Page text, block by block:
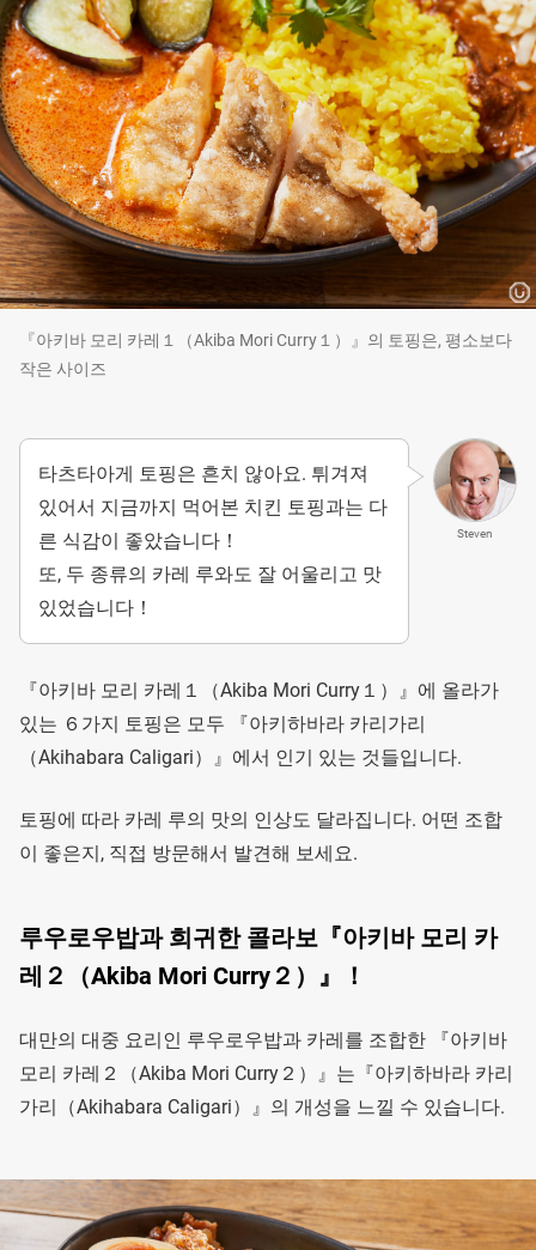
『아키바 모리 카레１（Akiba Mori Curry１）』의 토핑은, 평소보다
작은 사이즈
Steven
타츠타아게 토핑은 흔치 않아요. 튀겨져
있어서 지금까지 먹어본 치킨 토핑과는 다
른 식감이 좋았습니다！
또, 두 종류의 카레 루와도 잘 어울리고 맛
있었습니다！
『아키바 모리 카레１（Akiba Mori Curry１）』에 올라가
있는 ６가지 토핑은 모두 『아키하바라 카리가리
（Akihabara Caligari）』에서 인기 있는 것들입니다.
토핑에 따라 카레 루의 맛의 인상도 달라집니다. 어떤 조합
이 좋은지, 직접 방문해서 발견해 보세요.
루우로우밥과 희귀한 콜라보『아키바 모리 카
레２（Akiba Mori Curry２）』！
대만의 대중 요리인 루우로우밥과 카레를 조합한 『아키바
모리 카레２（Akiba Mori Curry２）』는『아키하바라 카리
가리（Akihabara Caligari）』의 개성을 느낄 수 있습니다.